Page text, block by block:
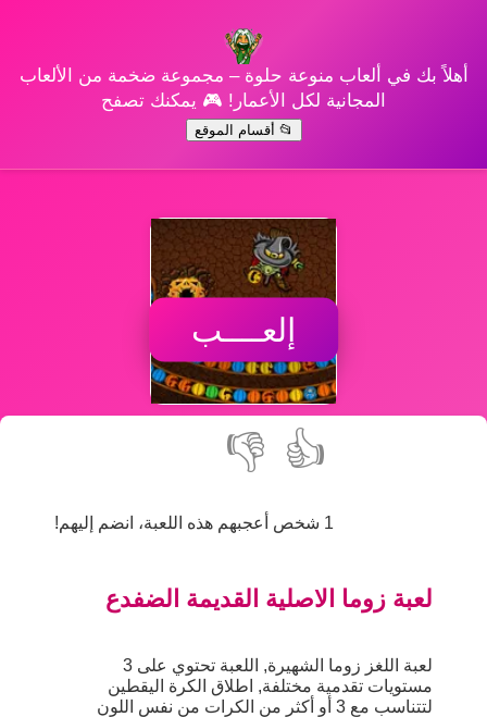
أهلاً بك في ألعاب منوعة حلوة – مجموعة ضخمة من الألعاب
المجانية لكل الأعمار! 🎮 يمكنك تصفح
📂 أقسام الموقع
إلعــــب
👍
👎
1 شخص أعجبهم هذه اللعبة، انضم إليهم!
لعبة زوما الاصلية القديمة الضفدع
لعبة اللغز زوما الشهيرة, اللعبة تحتوي على 3
مستويات تقدمية مختلفة, اطلاق الكرة اليقطين
لتتناسب مع 3 أو أكثر من الكرات من نفس اللون